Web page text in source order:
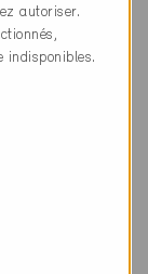
autoriser.
indisponibles.